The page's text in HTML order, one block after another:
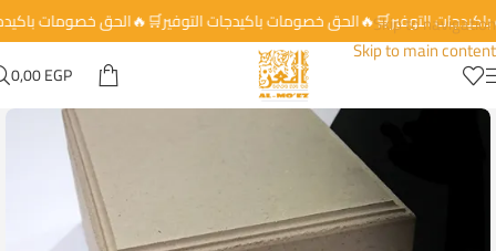
Skip to navigation
Skip to main content
التوفير🛒🔥الحق خصومات باكيدجات التوفير🛒🔥الحق خصومات
0,00EGP